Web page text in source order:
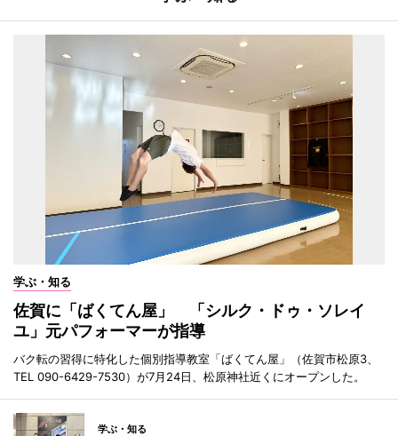
学ぶ・知る
佐賀に「ばくてん屋」 「シルク・ドゥ・ソレイ
ユ」元パフォーマーが指導
バク転の習得に特化した個別指導教室「ばくてん屋」（佐賀市松原3、
TEL 090-6429-7530）が7月24日、松原神社近くにオープンした。
学ぶ・知る